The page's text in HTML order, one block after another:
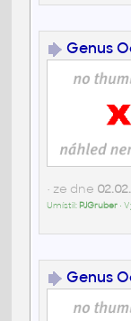
Genus
• ze dne
Umístil: PJGruber•
Genus